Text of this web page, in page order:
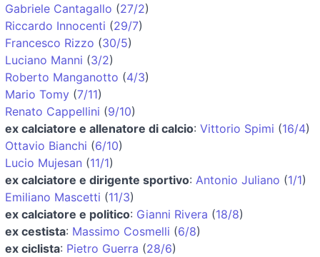
Gabriele Cantagallo (27/2)
Riccardo Innocenti (29/7)
Francesco Rizzo (30/5)
Luciano Manni (3/2)
Roberto Manganotto (4/3)
Mario Tomy (7/11)
Renato Cappellini (9/10)
ex calciatore e allenatore di calcio: Vittorio Spimi (16/4)
Ottavio Bianchi (6/10)
Lucio Mujesan (11/1)
ex calciatore e dirigente sportivo: Antonio Juliano (1/1)
Emiliano Mascetti (11/3)
ex calciatore e politico: Gianni Rivera (18/8)
ex cestista: Massimo Cosmelli (6/8)
ex ciclista: Pietro Guerra (28/6)